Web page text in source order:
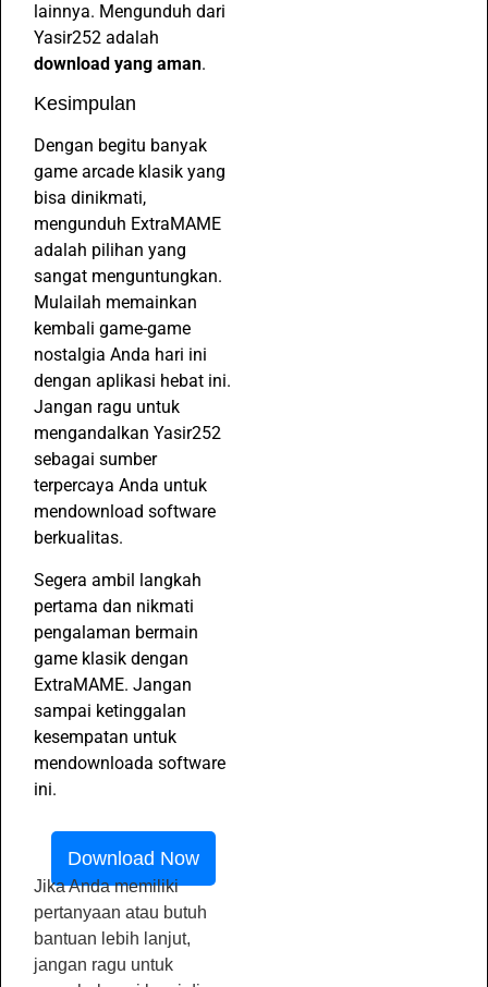
lainnya. Mengunduh dari
Yasir252 adalah
download yang aman.
Kesimpulan
Dengan begitu banyak
game arcade klasik yang
bisa dinikmati,
mengunduh ExtraMAME
adalah pilihan yang
sangat menguntungkan.
Mulailah memainkan
kembali game-game
nostalgia Anda hari ini
dengan aplikasi hebat ini.
Jangan ragu untuk
mengandalkan Yasir252
sebagai sumber
terpercaya Anda untuk
mendownload software
berkualitas.
Segera ambil langkah
pertama dan nikmati
pengalaman bermain
game klasik dengan
ExtraMAME. Jangan
sampai ketinggalan
kesempatan untuk
mendownloada software
ini.
Download Now
Jika Anda memiliki
pertanyaan atau butuh
bantuan lebih lanjut,
jangan ragu untuk